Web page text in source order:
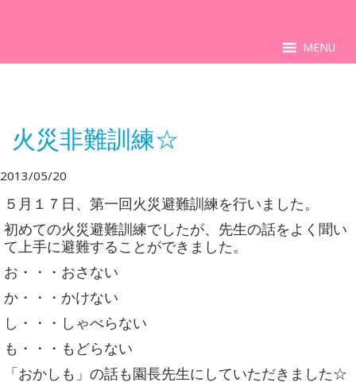
MENU
火災非難訓練☆
2013/05/20
５月１７日、第一回火災避難訓練を行いました。
初めての火災避難訓練でしたが、先生の話をよく聞い
て上手に避難することができました。
お・・・おさない
か・・・かけない
し・・・しゃべらない
も・・・もどらない
「おかしも」の話も園長先生にしていただきました☆